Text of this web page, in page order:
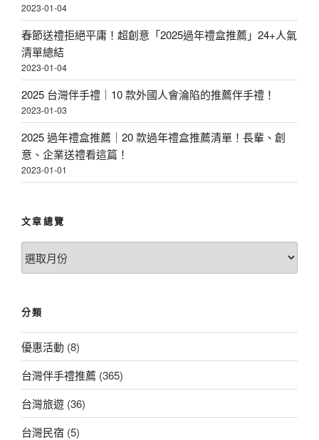
2023-01-04
春節送禮拒絕平庸！超創意「2025過年禮盒推薦」24+人氣
清單總結
2023-01-04
2025 台灣伴手禮｜10 款外國人會淪陷的推薦伴手禮！
2023-01-03
2025 過年禮盒推薦｜20 款過年禮盒推薦清單！長輩、創
意、企業送禮看這篇！
2023-01-01
文章總覽
文
章
分類
優惠活動 (8)
台灣伴手禮推薦 (365)
台灣旅遊 (36)
台灣民宿 (5)